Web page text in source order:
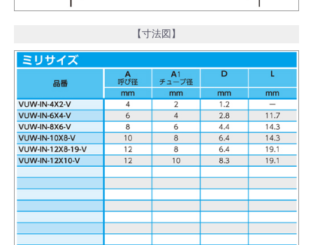
【寸法図】